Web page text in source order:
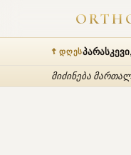
☦ ᲓᲦᲔᲡ
მიძინება